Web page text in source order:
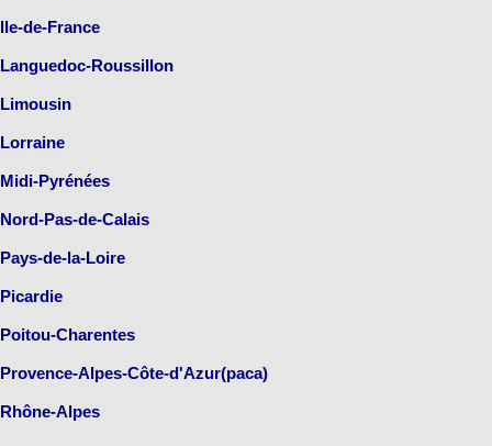
Ile-de-France
Languedoc-Roussillon
Limousin
Lorraine
Midi-Pyrénées
Nord-Pas-de-Calais
Pays-de-la-Loire
Picardie
Poitou-Charentes
Provence-Alpes-Côte-d'Azur(paca)
Rhône-Alpes